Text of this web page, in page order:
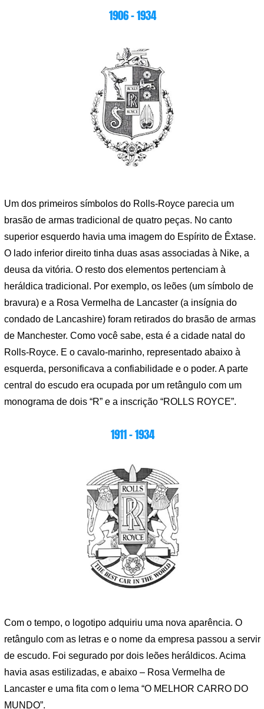
1906 – 1934
Um dos primeiros símbolos do Rolls-Royce parecia um
brasão de armas tradicional de quatro peças. No canto
superior esquerdo havia uma imagem do Espírito de Êxtase.
O lado inferior direito tinha duas asas associadas à Nike, a
deusa da vitória. O resto dos elementos pertenciam à
heráldica tradicional. Por exemplo, os leões (um símbolo de
bravura) e a Rosa Vermelha de Lancaster (a insígnia do
condado de Lancashire) foram retirados do brasão de armas
de Manchester. Como você sabe, esta é a cidade natal do
Rolls-Royce. E o cavalo-marinho, representado abaixo à
esquerda, personificava a confiabilidade e o poder. A parte
central do escudo era ocupada por um retângulo com um
monograma de dois “R” e a inscrição “ROLLS ROYCE”.
1911 – 1934
Com o tempo, o logotipo adquiriu uma nova aparência. O
retângulo com as letras e o nome da empresa passou a servir
de escudo. Foi segurado por dois leões heráldicos. Acima
havia asas estilizadas, e abaixo – Rosa Vermelha de
Lancaster e uma fita com o lema “O MELHOR CARRO DO
MUNDO”.